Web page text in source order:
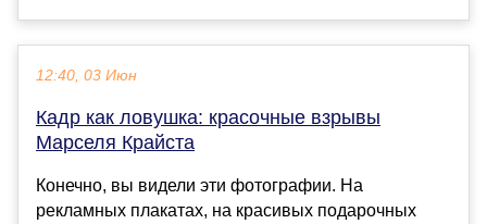
12:40, 03 Июн
Кадр как ловушка: красочные взрывы
Марселя Крайста
Конечно, вы видели эти фотографии. На
рекламных плакатах, на красивых подарочных